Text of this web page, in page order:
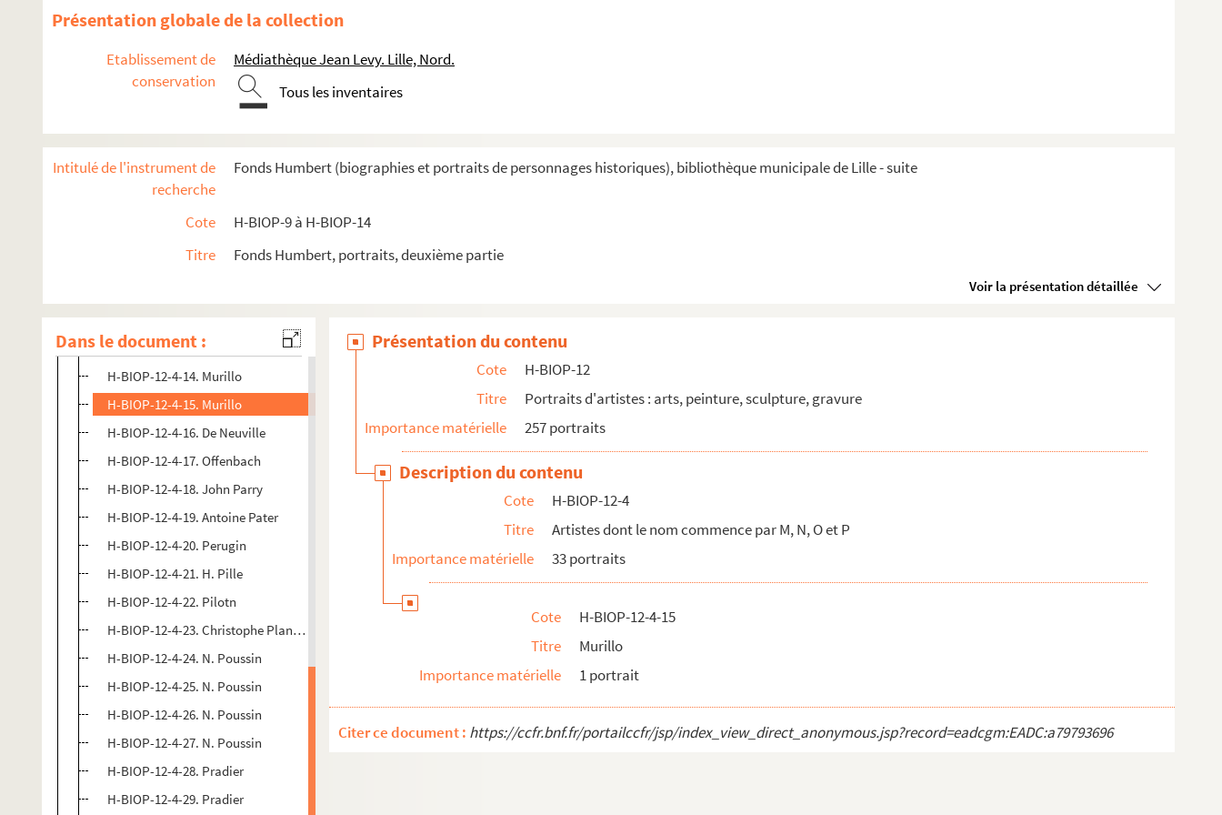
Présentation globale de la collection
Etablissement de
conservation
Médiathèque Jean Levy. Lille, Nord.
Tous les inventaires
Intitulé de l'instrument de
recherche
Fonds Humbert (biographies et portraits de personnages historiques), bibliothèque municipale de Lille ​- suite
Cote
H-BIOP-9 à H-BIOP-14
Titre
Fonds Humbert, portraits, deuxième partie
Voir la présentation détaillée
Dans le document :
H-BIOP-12-4-1. Masaccio
H-BIOP-12-4-3. Meissonier
H-BIOP-12-4-4. Meissonier
H-BIOP-12-4-6. Meissonier
H-BIOP-12-4-7. Memlinck
H-BIOP-12-4-10. Michel-Ange
H-BIOP-12-4-12. Michel-Ange
H-BIOP-12-4-13. Michel-Ange
H-BIOP-12-4-14. Murillo
H-BIOP-12-4-15. Murillo
H-BIOP-12-4-16. De Neuville
H-BIOP-12-4-17. Offenbach
H-BIOP-12-4-18. John Parry
H-BIOP-12-4-19. Antoine Pater
H-BIOP-12-4-20. Perugin
H-BIOP-12-4-21. H. Pille
H-BIOP-12-4-22. Pilotn
H-BIOP-12-4-23. Christophe Plantin
H-BIOP-12-4-24. N. Poussin
H-BIOP-12-4-25. N. Poussin
H-BIOP-12-4-26. N. Poussin
H-BIOP-12-4-27. N. Poussin
H-BIOP-12-4-28. Pradier
H-BIOP-12-4-29. Pradier
Présentation du contenu
Cote
H-BIOP-12
Titre
Portraits d'artistes : arts, peinture, sculpture, gravure
Importance matérielle
257 portraits
Description du contenu
Cote
H-BIOP-12-4
Titre
Artistes dont le nom commence par M, N, O et P
Importance matérielle
33 portraits
Cote
H-BIOP-12-4-15
Titre
Murillo
Importance matérielle
1 portrait
Citer ce document : https://ccfr.bnf.fr/portailccfr/jsp/index_view_direct_anonymous.jsp?record=eadcgm:EADC:a79793696